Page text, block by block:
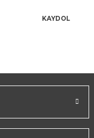
KAYDOL